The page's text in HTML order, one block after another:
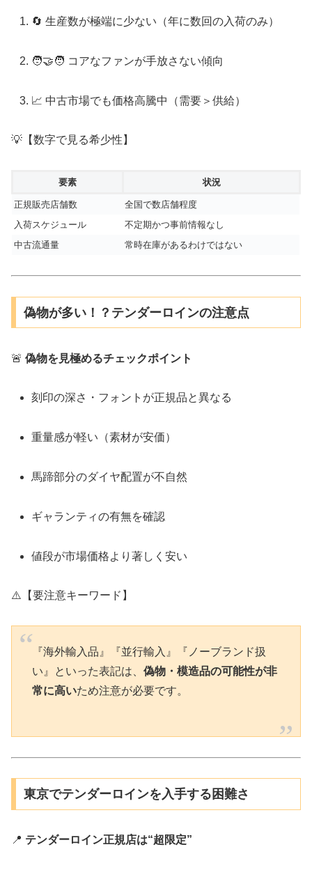
🔄 生産数が極端に少ない（年に数回の入荷のみ）
🧑‍🤝‍🧑 コアなファンが手放さない傾向
📈 中古市場でも価格高騰中（需要＞供給）
💡【数字で見る希少性】
要素 状況
正規販売店舗数
全国で数店舗程度
入荷スケジュール
不定期かつ事前情報なし
中古流通量
常時在庫があるわけではない
偽物が多い！？テンダーロインの注意点
🚨 偽物を見極めるチェックポイント
刻印の深さ・フォントが正規品と異なる
重量感が軽い（素材が安価）
馬蹄部分のダイヤ配置が不自然
ギャランティの有無を確認
値段が市場価格より著しく安い
⚠️【要注意キーワード】
『海外輸入品』『並行輸入』『ノーブランド扱
い』といった表記は、 偽物・模造品の可能性が非
常に高いため注意が必要です。
東京でテンダーロインを入手する困難さ
📍 テンダーロイン正規店は“超限定”